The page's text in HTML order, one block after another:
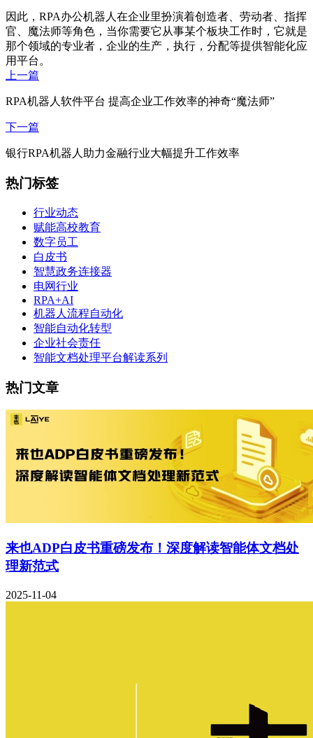
因此，RPA办公机器人在企业里扮演着创造者、劳动者、指挥
官、魔法师等角色，当你需要它从事某个板块工作时，它就是
那个领域的专业者，企业的生产，执行，分配等提供智能化应
用平台。
上一篇
RPA机器人软件平台 提高企业工作效率的神奇“魔法师”
下一篇
银行RPA机器人助力金融行业大幅提升工作效率
热门标签
行业动态
赋能高校教育
数字员工
白皮书
智慧政务连接器
电网行业
RPA+AI
机器人流程自动化
智能自动化转型
企业社会责任
智能文档处理平台解读系列
热门文章
来也ADP白皮书重磅发布！深度解读智能体文档处
理新范式
2025-11-04